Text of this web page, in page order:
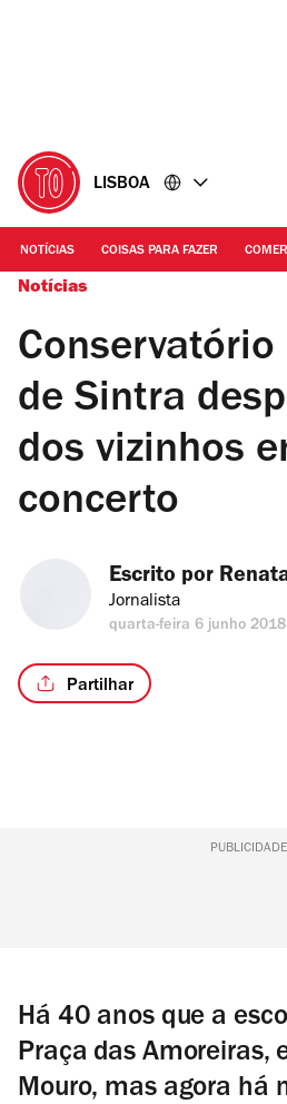
LISBOA
NOTÍCIAS COISAS PARA FAZER
Notícias
Conservatório
de Sintra
dos vizinhos
concerto
Escrito por
Jornalista
quarta-feira 6 junho 2018
Partilhar
PUBLICIDADE
Há 40 anos que a
Praça das Amoreiras,
Mouro, mas agora há